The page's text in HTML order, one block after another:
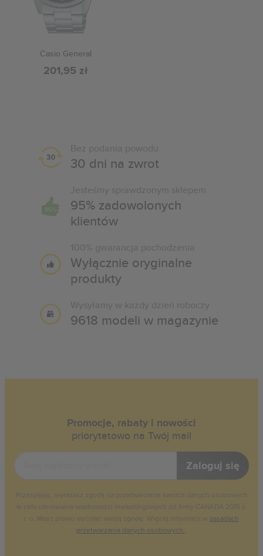
Casio General
201,95 zł
30 dni na zwrot
95% zadowolonych
klientów
Wyłącznie oryginalne
produkty
9618 modeli w magazynie
Promocje, rabaty i nowości
priorytetowo na Twój mail
Zaloguj się
Przesyłając, wyrażasz zgodę na przetwarzanie swoich danych osobowych
w celu oferowania wiadomości marketingowych od firmy CANADA 2015 s.
r. o. Masz prawo wycofać swoją zgodę. Więcej informacji w zasadach
przetwarzania danych osobowych.